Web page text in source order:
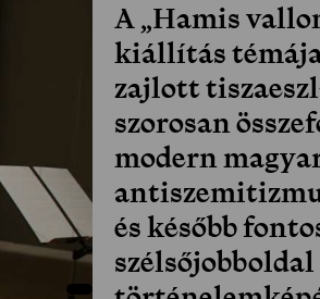
A „Hamis
kiállítás témája
zajlott
szorosan
modern
és később
szélsőjobboldal